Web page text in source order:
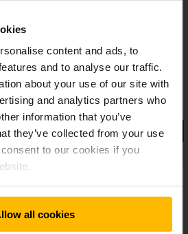
content and ads, to
and to analyse our traffic.
about your use of our site with
and analytics partners who
information that you’ve
they’ve collected from your use
to our cookies if you
all cookies
2 mimoriadne nenáročné na údržbu.
batériám sú okrem toho
počas intenzívneho a dlhodobého
a efektívnu prekládku tovaru počas